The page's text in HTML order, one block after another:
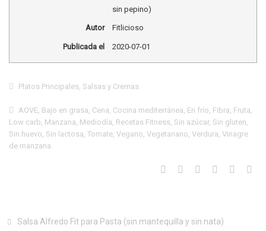
sin pepino)
Autor Fitlicioso
Publicada el 2020-07-01
Platos Principales, Salsas y Cremas
AOVE, Bajo en grasa, Cena, Cocina mediterránea, En frío, Fibra, Fruta,
Low carb, Manzana, Mediodía, Recetas Fitness, Sin azúcar, Sin gluten,
Sin huevo, Sin lactosa, Tomate, Vegano, Vegetariano, Verdura, Vinagre
de manzana
Salsa Alfredo Fit para Pasta (sin mantequilla y sin nata)